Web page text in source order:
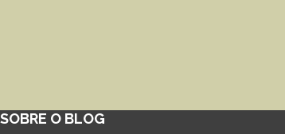
SOBRE O BLOG